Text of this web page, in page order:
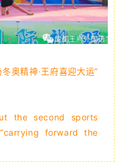
奥精神·王府喜迎大运”
the second sports
forward the